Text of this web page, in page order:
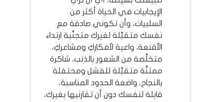
الإيجابيات في الحياة أكثر من
السلبيات، وأن تكوني صادقة مع
نفسك متقبِّلة لغيرك متجنِّبة ارتداء
الأقنعة، واعية لأفكاركِ ومشاعركِ،
متخلِّصة من الشعور بالذنب، شاكرة
ممتنَّة متقبِّلة للفشل ومحتفلة
بالنجاح، واضعة الحدود المناسبة،
قابلة لنفسك دون أن تقارنيها بغيرك،